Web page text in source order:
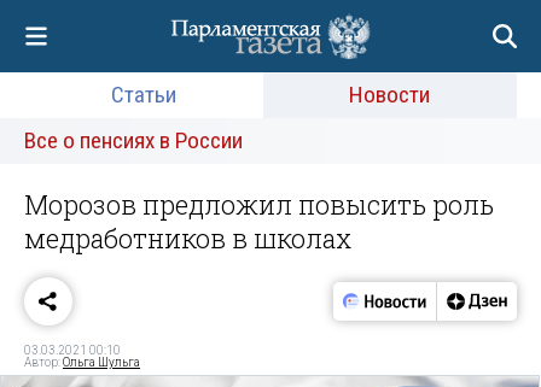
Статьи
Новости
Все о пенсиях в России
Морозов предложил повысить роль
медработников в школах
03.03.2021 00:10
Автор:Ольга Шульга